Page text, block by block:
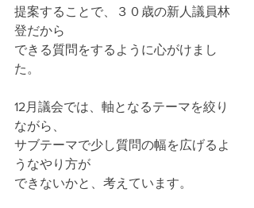
提案することで、３０歳の新人議員林
登だから
できる質問をするように心がけまし
た。
12月議会では、軸となるテーマを絞り
ながら、
サブテーマで少し質問の幅を広げるよ
うなやり方が
できないかと、考えています。